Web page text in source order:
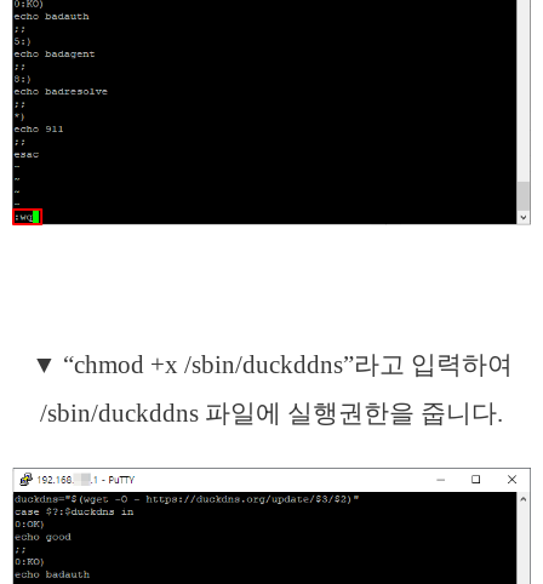
▼ “chmod +x /sbin/duckddns”라고 입력하여
/sbin/duckddns 파일에 실행권한을 줍니다.